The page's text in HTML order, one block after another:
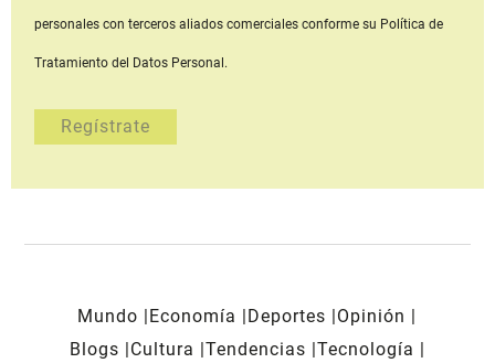
personales con terceros aliados comerciales conforme su Política de
Tratamiento del Datos Personal.
Mundo Economía Deportes
Opinión
Blogs
Cultura Tendencias Tecnología